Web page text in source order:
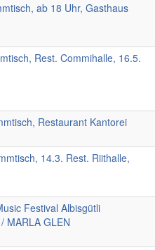
ab 18 Uhr, Gasthaus
Rest. Commihalle, 16.5.
Restaurant Kantorei
14.3. Rest. Riithalle,
Festival Albisgütli
MARLA GLEN